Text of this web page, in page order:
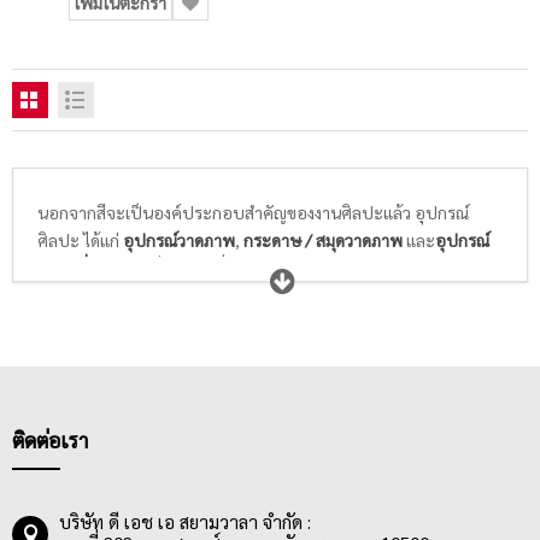
นอกจากสีจะเป็นองค์ประกอบสำคัญของงานศิลปะแล้ว อุปกรณ์
ศิลปะ ได้แก่ อุปกรณ์วาดภาพ, กระดาษ / สมุดวาดภาพและอุปกรณ์
ก็เป็นสิ่งจำเป็นที่นักเรียนนักศึกษาวิชาศิลปะ และศิลปิน
ทุกท่านให้ความสำคัญในการเลือกซื้อ พู่กันที่ดีจะต้องอ่อนนุ่ม ไม่แข็ง
ศิลปินต้องการ
ติดต่อเรา
บริษัท ดี เอช เอ สยามวาลา จำกัด :